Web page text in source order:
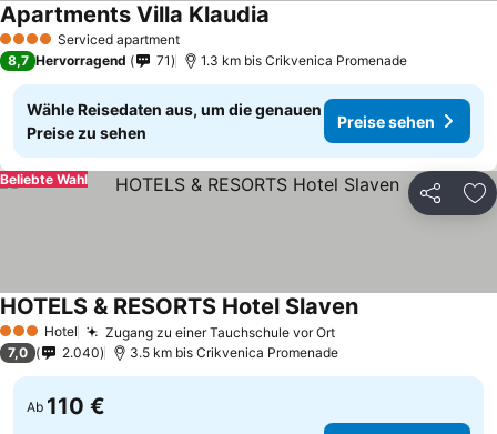
4 Sterne Serviced apartment
Apartments Villa Klaudia
8,7 Hervorragend 71 1.3 km bis Crikvenica Promenade
Wähle Reisedaten aus, um die genauen
Preise zu sehen
Preise sehen
Teilen
Beliebte Wahl
3 SterneHotel Zugang zu einer Tauchschule vor Ort
HOTELS & RESORTS Hotel Slaven
7,0 2.040 3.5 km bis Crikvenica Promenade
Ab 110 €